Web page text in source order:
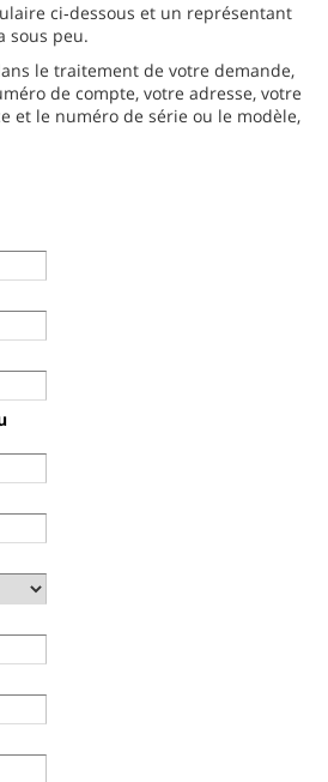
ci‑dessous et un représentant
sous peu.
le traitement de votre demande,
de compte, votre adresse, votre
et le numéro de série ou le modèle,